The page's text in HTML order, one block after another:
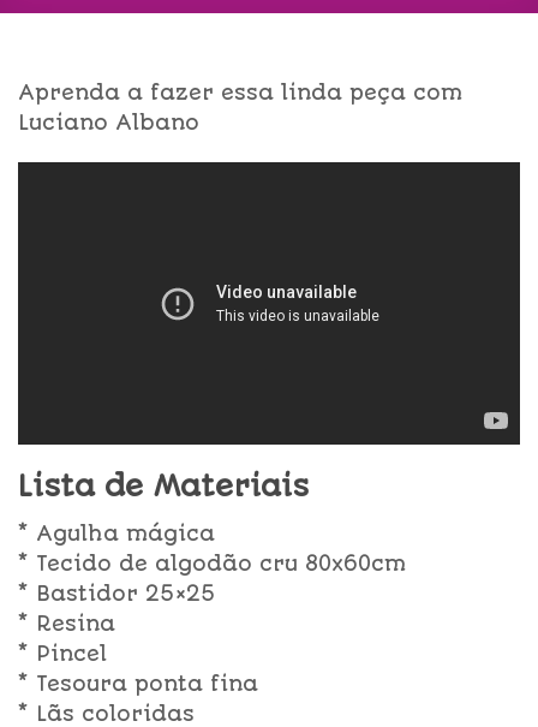
Aprenda a fazer essa linda peça com
Luciano Albano
Lista de Materiais
* Agulha mágica
* Tecido de algodão cru 80x60cm
* Bastidor 25×25
* Resina
* Pincel
* Tesoura ponta fina
* Lãs coloridas